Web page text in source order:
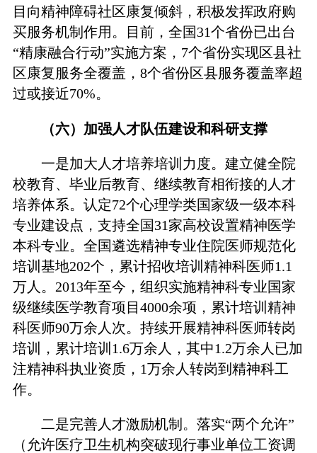
目向精神障碍社区康复倾斜，积极发挥政府购
买服务机制作用。目前，全国31个省份已出台
“精康融合行动”实施方案，7个省份实现区县社
区康复服务全覆盖，8个省份区县服务覆盖率超
过或接近70%。
（六）加强人才队伍建设和科研支撑
一是加大人才培养培训力度。建立健全院
校教育、毕业后教育、继续教育相衔接的人才
培养体系。认定72个心理学类国家级一级本科
专业建设点，支持全国31家高校设置精神医学
本科专业。全国遴选精神专业住院医师规范化
培训基地202个，累计招收培训精神科医师1.1
万人。2013年至今，组织实施精神科专业国家
级继续医学教育项目4000余项，累计培训精神
科医师90万余人次。持续开展精神科医师转岗
培训，累计培训1.6万余人，其中1.2万余人已加
注精神科执业资质，1万余人转岗到精神科工
作。
二是完善人才激励机制。落实“两个允许”
（允许医疗卫生机构突破现行事业单位工资调